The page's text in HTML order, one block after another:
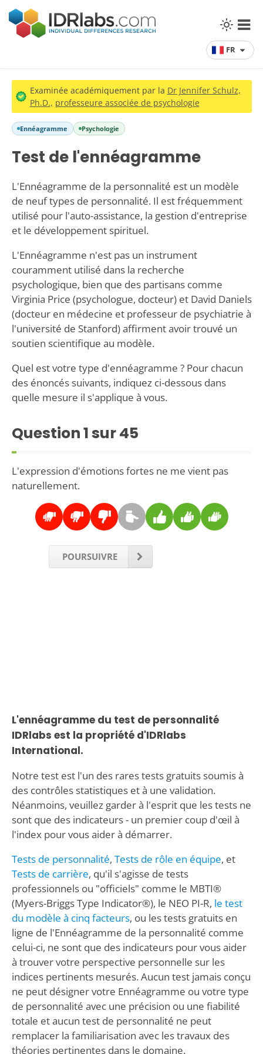
FR
Examinée académiquement par la Dr Jennifer Schulz,
Ph.D., professeure associée de psychologie
Ennéagramme Psychologie
Test de l'ennéagramme
L'Ennéagramme de la personnalité est un modèle
de neuf types de personnalité. Il est fréquemment
utilisé pour l'auto-assistance, la gestion d'entreprise
et le développement spirituel.
L'Ennéagramme n'est pas un instrument
couramment utilisé dans la recherche
psychologique, bien que des partisans comme
Virginia Price (psychologue, docteur) et David Daniels
(docteur en médecine et professeur de psychiatrie à
l'université de Stanford) affirment avoir trouvé un
soutien scientifique au modèle.
Quel est votre type d'ennéagramme ? Pour chacun
des énoncés suivants, indiquez ci-dessous dans
quelle mesure il s'applique à vous.
Question1sur 45
L'expression d'émotions fortes ne me vient pas
naturellement.
POURSUIVRE
L'ennéagramme du test de personnalité
IDRlabs est la propriété d'IDRlabs
International.
Notre test est l'un des rares tests gratuits soumis à
des contrôles statistiques et à une validation.
Néanmoins, veuillez garder à l'esprit que les tests ne
sont que des indicateurs - un premier coup d'œil à
l'index pour vous aider à démarrer.
Tests de personnalité, Tests de rôle en équipe, et
Tests de carrière, qu'il s'agisse de tests
professionnels ou "officiels" comme le MBTI®
(Myers-Briggs Type Indicator®), le NEO PI-R, le test
du modèle à cinq facteurs, ou les tests gratuits en
ligne de l'Ennéagramme de la personnalité comme
celui-ci, ne sont que des indicateurs pour vous aider
à trouver votre perspective personnelle sur les
indices pertinents mesurés. Aucun test jamais conçu
ne peut désigner votre Ennéagramme ou votre type
de personnalité avec une précision ou une fiabilité
totale et aucun test de personnalité ne peut
remplacer la familiarisation avec les travaux des
théories pertinentes dans le domaine.